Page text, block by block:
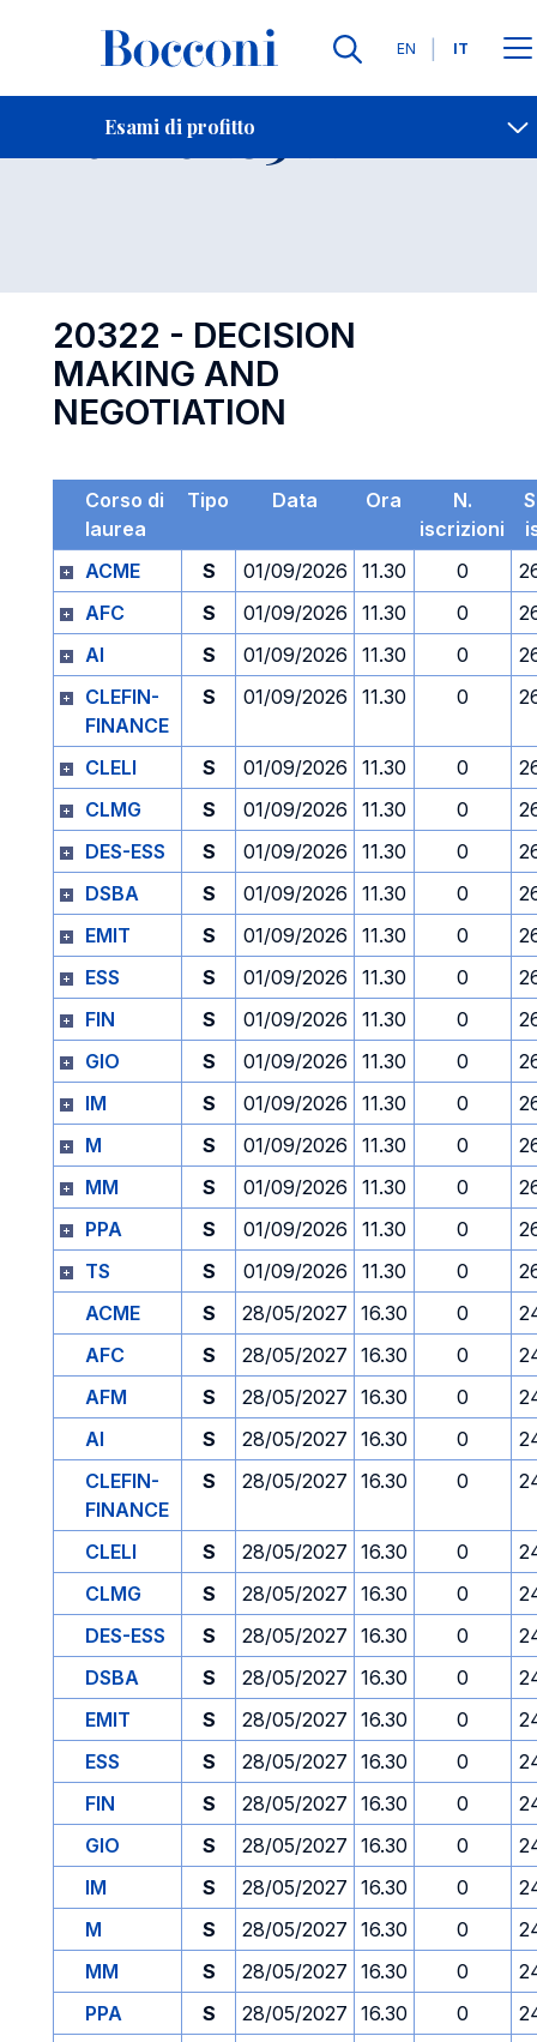
Lingue
EN IT
Esami di profitto
Contatti
Esame 20322 Open
20322 - DECISION
MAKING AND
NEGOTIATION
Corso di
laurea
Tipo Data Ora
N.
iscrizioni
ACME
S 01/09/2026 11.30 0
AFC
S 01/09/2026 11.30 0
AI
S 01/09/2026 11.30 0
CLEFIN-
FINANCE
S 01/09/2026 11.30 0
CLELI S 01/09/2026 11.30 0
CLMG
S 01/09/2026 11.30 0
DES-ESS
S 01/09/2026 11.30 0
DSBA
S 01/09/2026 11.30 0
EMIT
S 01/09/2026 11.30 0
ESS
S 01/09/2026 11.30 0
FIN
S 01/09/2026 11.30 0
GIO
S 01/09/2026 11.30 0
IM
S 01/09/2026 11.30 0
M
S 01/09/2026 11.30 0
MM
S 01/09/2026 11.30 0
PPA
S 01/09/2026 11.30 0
TS
S 01/09/2026 11.30 0
ACME
S 28/05/2027 16.30 0
AFC
S 28/05/2027 16.30 0
AFM
S 28/05/2027 16.30 0
AI
S 28/05/2027 16.30 0
CLEFIN-
FINANCE
S 28/05/2027 16.30 0
CLELI S 28/05/2027 16.30 0
CLMG
S 28/05/2027 16.30 0
DES-ESS
S 28/05/2027 16.30 0
DSBA
S 28/05/2027 16.30 0
EMIT
S 28/05/2027 16.30 0
ESS
S 28/05/2027 16.30 0
FIN
S 28/05/2027 16.30 0
GIO
S 28/05/2027 16.30 0
IM
S 28/05/2027 16.30 0
M
S 28/05/2027 16.30 0
MM
S 28/05/2027 16.30 0
PPA
S 28/05/2027 16.30 0